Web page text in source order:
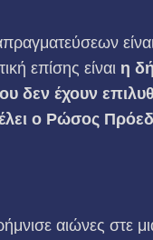
επίσης είναι η
δεν έχουν
ο Ρώσος
αιώνες στε